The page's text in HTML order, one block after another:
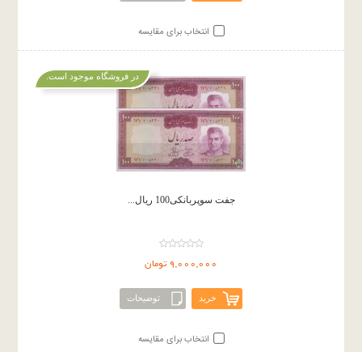
انتخاب برای مقایسه
جفت سوپربانکی100 ریال...
9,000,000 تومان
خرید توضیحات
در فروشگاه موجود است.
انتخاب برای مقایسه